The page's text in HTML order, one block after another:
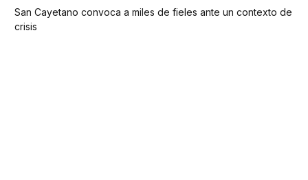
San Cayetano convoca a miles de fieles ante un contexto de
crisis